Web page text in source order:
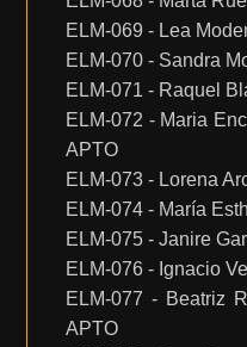
ELM-069 - Lea
ELM-070 - Sandra
ELM-071 - Raquel
ELM-072 - Maria
APTO
ELM-073 - Lorena
ELM-074 - María
ELM-075 - Janire
ELM-076 - Ignacio
ELM-077 - Beatriz
APTO